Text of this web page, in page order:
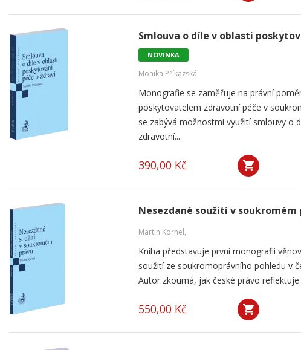
Smlouva o díle v oblasti
NOVINKA
Monika Příkazská
Monografie se zaměřuje na právní
poskytovatelem zdravotní péče v
se zabývá možnostmi využití smlouvy o
zdravotní...
390,00 Kč
Nesezdané soužití v soukromém
Martin Kornel,
Kniha představuje první monografii
soužití ze soukromoprávního pohledu v
Autor zkoumá, jak české právo reflektuje
550,00 Kč